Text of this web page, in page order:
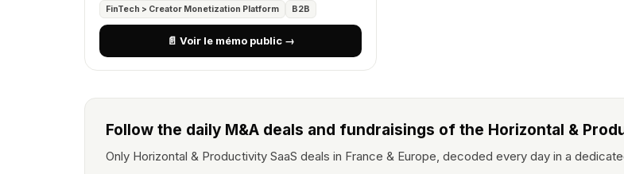
FinTech > Creator Monetization Platform
B2B
📄 Voir le mémo public →
Follow the daily M&A deals and fundraisings of the Horizontal &
Only Horizontal & Productivity SaaS deals in France & Europe, decoded every day in a